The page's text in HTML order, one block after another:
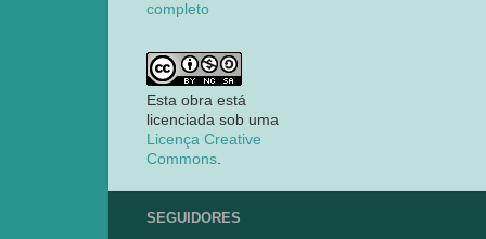
completo
Esta obra está
licenciada sob uma
Licença Creative
Commons.
SEGUIDORES